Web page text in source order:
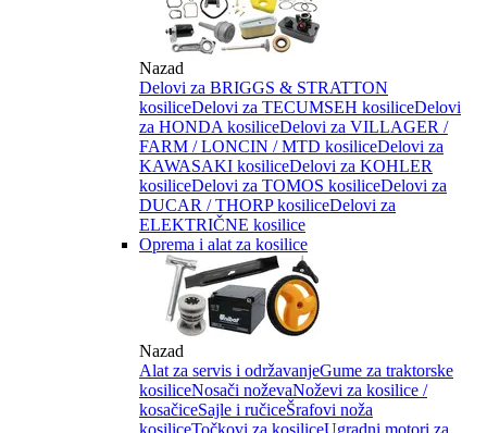
Nazad
Delovi za BRIGGS & STRATTON
kosiliceDelovi za TECUMSEH kosiliceDelovi
za HONDA kosiliceDelovi za VILLAGER /
FARM / LONCIN / MTD kosiliceDelovi za
KAWASAKI kosiliceDelovi za KOHLER
kosiliceDelovi za TOMOS kosiliceDelovi za
DUCAR / THORP kosiliceDelovi za
ELEKTRIČNE kosilice
Oprema i alat za kosilice
Nazad
Alat za servis i održavanjeGume za traktorske
kosiliceNosači noževaNoževi za kosilice /
kosačiceSajle i ručiceŠrafovi noža
kosiliceTočkovi za kosiliceUgradni motori za